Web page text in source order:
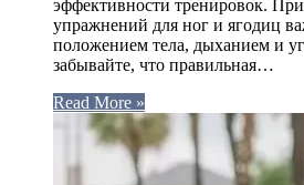
эффективности тренировок.
упражнений для ног и ягодиц
положением тела, дыханием и
забывайте, что правильная…
Read More »